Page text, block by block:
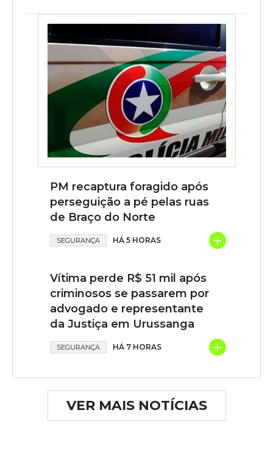
PM recaptura foragido após
perseguição a pé pelas ruas
de Braço do Norte
SEGURANÇA HÁ 5 HORAS +
Vítima perde R$ 51 mil após
criminosos se passarem por
advogado e representante
da Justiça em Urussanga
SEGURANÇA HÁ 7 HORAS +
VER MAIS NOTÍCIAS